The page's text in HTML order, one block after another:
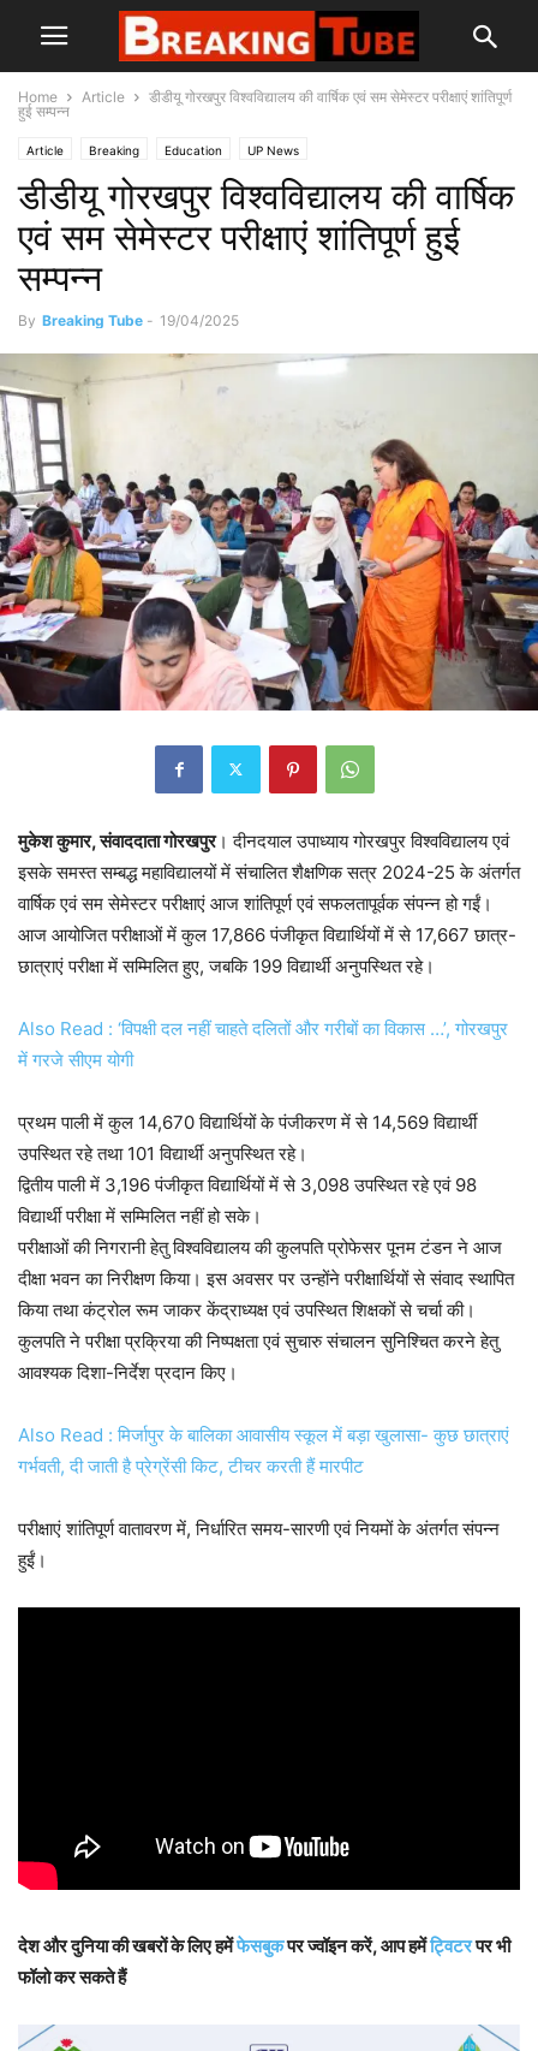
Home Article
डीडीयू गोरखपुर विश्वविद्यालय की वार्षिक एवं सम सेमेस्टर परीक्षाएं शांतिपूर्ण
हुई सम्पन्न
Article Breaking Education UP News
डीडीयू गोरखपुर विश्वविद्यालय की वार्षिक
एवं सम सेमेस्टर परीक्षाएं शांतिपूर्ण हुई
सम्पन्न
By Breaking Tube - 19/04/2025
मुकेश कुमार, संवाददाता गोरखपुर। दीनदयाल उपाध्याय गोरखपुर विश्वविद्यालय एवं
इसके समस्त सम्बद्ध महाविद्यालयों में संचालित शैक्षणिक सत्र 2024-25 के अंतर्गत
वार्षिक एवं सम सेमेस्टर परीक्षाएं आज शांतिपूर्ण एवं सफलतापूर्वक संपन्न हो गईं।
आज आयोजित परीक्षाओं में कुल 17,866 पंजीकृत विद्यार्थियों में से 17,667 छात्र-
छात्राएं परीक्षा में सम्मिलित हुए, जबकि 199 विद्यार्थी अनुपस्थित रहे।
Also Read : ‘विपक्षी दल नहीं चाहते दलितों और गरीबों का विकास …’, गोरखपुर
में गरजे सीएम योगी
प्रथम पाली में कुल 14,670 विद्यार्थियों के पंजीकरण में से 14,569 विद्यार्थी
उपस्थित रहे तथा 101 विद्यार्थी अनुपस्थित रहे।
द्वितीय पाली में 3,196 पंजीकृत विद्यार्थियों में से 3,098 उपस्थित रहे एवं 98
विद्यार्थी परीक्षा में सम्मिलित नहीं हो सके।
परीक्षाओं की निगरानी हेतु विश्वविद्यालय की कुलपति प्रोफेसर पूनम टंडन ने आज
दीक्षा भवन का निरीक्षण किया। इस अवसर पर उन्होंने परीक्षार्थियों से संवाद स्थापित
किया तथा कंट्रोल रूम जाकर केंद्राध्यक्ष एवं उपस्थित शिक्षकों से चर्चा की।
कुलपति ने परीक्षा प्रक्रिया की निष्पक्षता एवं सुचारु संचालन सुनिश्चित करने हेतु
आवश्यक दिशा-निर्देश प्रदान किए।
Also Read : मिर्जापुर के बालिका आवासीय स्कूल में बड़ा खुलासा- कुछ छात्राएं
गर्भवती, दी जाती है प्रेग्रेंसी किट, टीचर करती हैं मारपीट
परीक्षाएं शांतिपूर्ण वातावरण में, निर्धारित समय-सारणी एवं नियमों के अंतर्गत संपन्न
हुईं।
देश और दुनिया की खबरों के लिए हमेंफेसबुकपर ज्वॉइन करें, आप हमेंट्विटरपर भी
फॉलो कर सकते हैं